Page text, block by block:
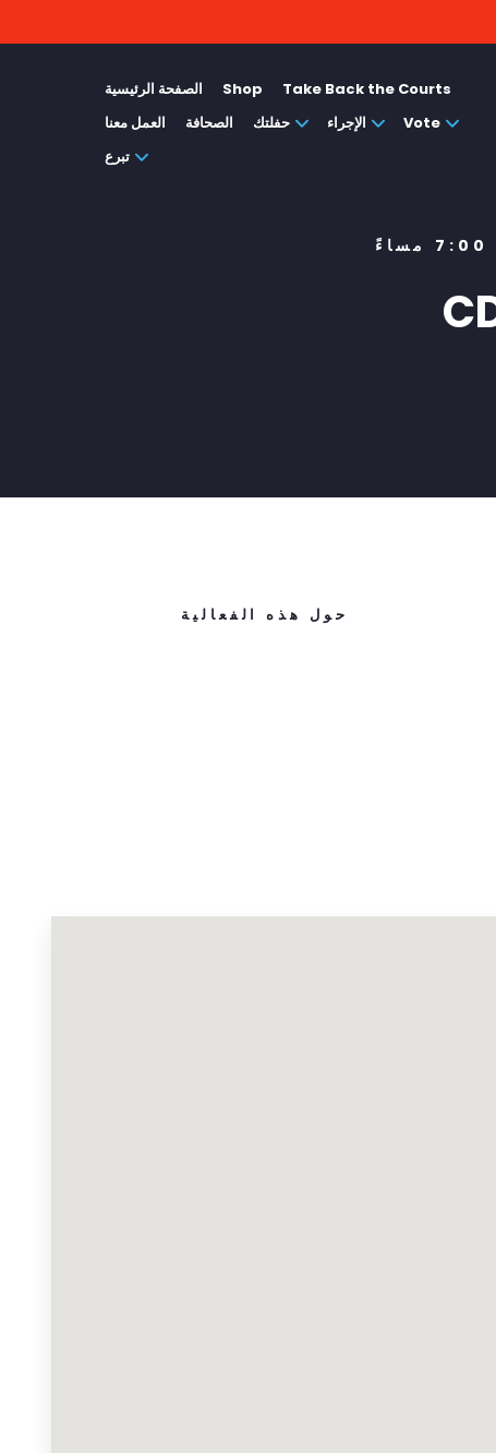
الصفحة الرئيسية Shop
Take Back the Courts
العمل معنا
الصحافة حفلتك الإجراء
Vote
تبرع
حول هذه الفعالية